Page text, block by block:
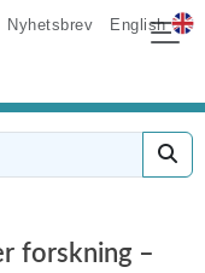
Nyhetsbrev English
forskning –